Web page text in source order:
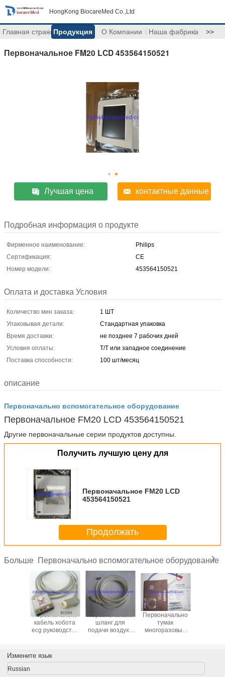
HongKong BiocareMed Co.,Ltd
Главная страницаПродукция О Компании Наша фабрика >>
Первоначальное FM20 LCD 453564150521
Лучшая цена контактные данные
Подробная информация о продукте
Фирменное наименование:
Philips
Сертификация:
CE
Номер модели:
453564150521
Оплата и доставка Условия
Количество мин заказа:
1 ШТ
Упаковывая детали:
Стандартная упаковка
Время доставки:
не позднее 7 рабочих дней
Условия оплаты:
Т/Т или западное соединение
Поставка способности:
100 шт/месяц
описание
Первоначально вспомогательное оборудование
Первоначальное FM20 LCD 453564150521
Другие первоначальные серии продуктов доступны.
Получить лучшую цену для
Первоначальное FM20 LCD
453564150521
Продолжать
Больше Первоначально вспомогательное оборудование
AHA
Первоначально
кабель хобота
ecg руководства
Первоначально
шланг для
подачи воздуха
Первоначально
тумак
многоразовый
Измените язык
Russian